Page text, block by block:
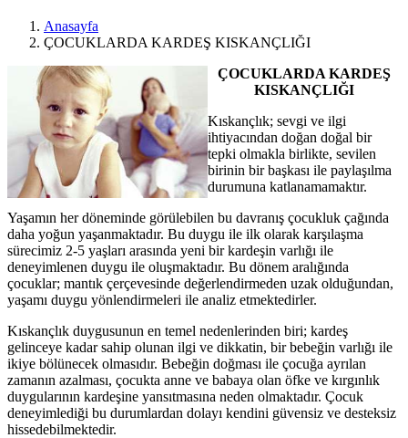
Anasayfa
ÇOCUKLARDA KARDEŞ KISKANÇLIĞI
ÇOCUKLARDA KARDEŞ
KISKANÇLIĞI
Kıskançlık; sevgi ve ilgi
ihtiyacından doğan doğal bir
tepki olmakla birlikte, sevilen
birinin bir başkası ile paylaşılma
durumuna katlanamamaktır.
Yaşamın her döneminde görülebilen bu davranış çocukluk çağında
daha yoğun yaşanmaktadır. Bu duygu ile ilk olarak karşılaşma
sürecimiz 2-5 yaşları arasında yeni bir kardeşin varlığı ile
deneyimlenen duygu ile oluşmaktadır. Bu dönem aralığında
çocuklar; mantık çerçevesinde değerlendirmeden uzak olduğundan,
yaşamı duygu yönlendirmeleri ile analiz etmektedirler.
Kıskançlık duygusunun en temel nedenlerinden biri; kardeş
gelinceye kadar sahip olunan ilgi ve dikkatin, bir bebeğin varlığı ile
ikiye bölünecek olmasıdır. Bebeğin doğması ile çocuğa ayrılan
zamanın azalması, çocukta anne ve babaya olan öfke ve kırgınlık
duygularının kardeşine yansıtmasına neden olmaktadır. Çocuk
deneyimlediği bu durumlardan dolayı kendini güvensiz ve desteksiz
hissedebilmektedir.